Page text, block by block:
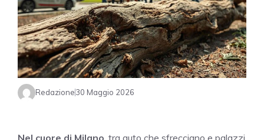
Redazione30 Maggio 2026
Nel cuore di Milano , tra auto che sfrecciano e palazzi